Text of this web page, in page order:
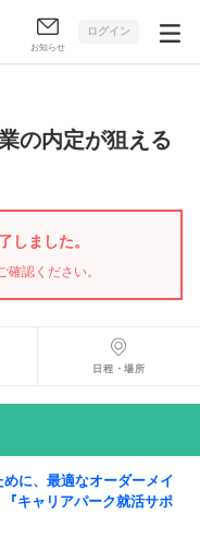
お知らせ
ログイン
の内定が狙える
しました。
認ください。
日程・場所
に、最適なオーダーメイ
キャリアパーク就活サポ